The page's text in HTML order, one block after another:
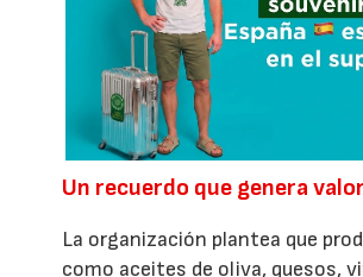
Un recuerdo que genera
La organización plantea que
como aceites de oliva, quesos,